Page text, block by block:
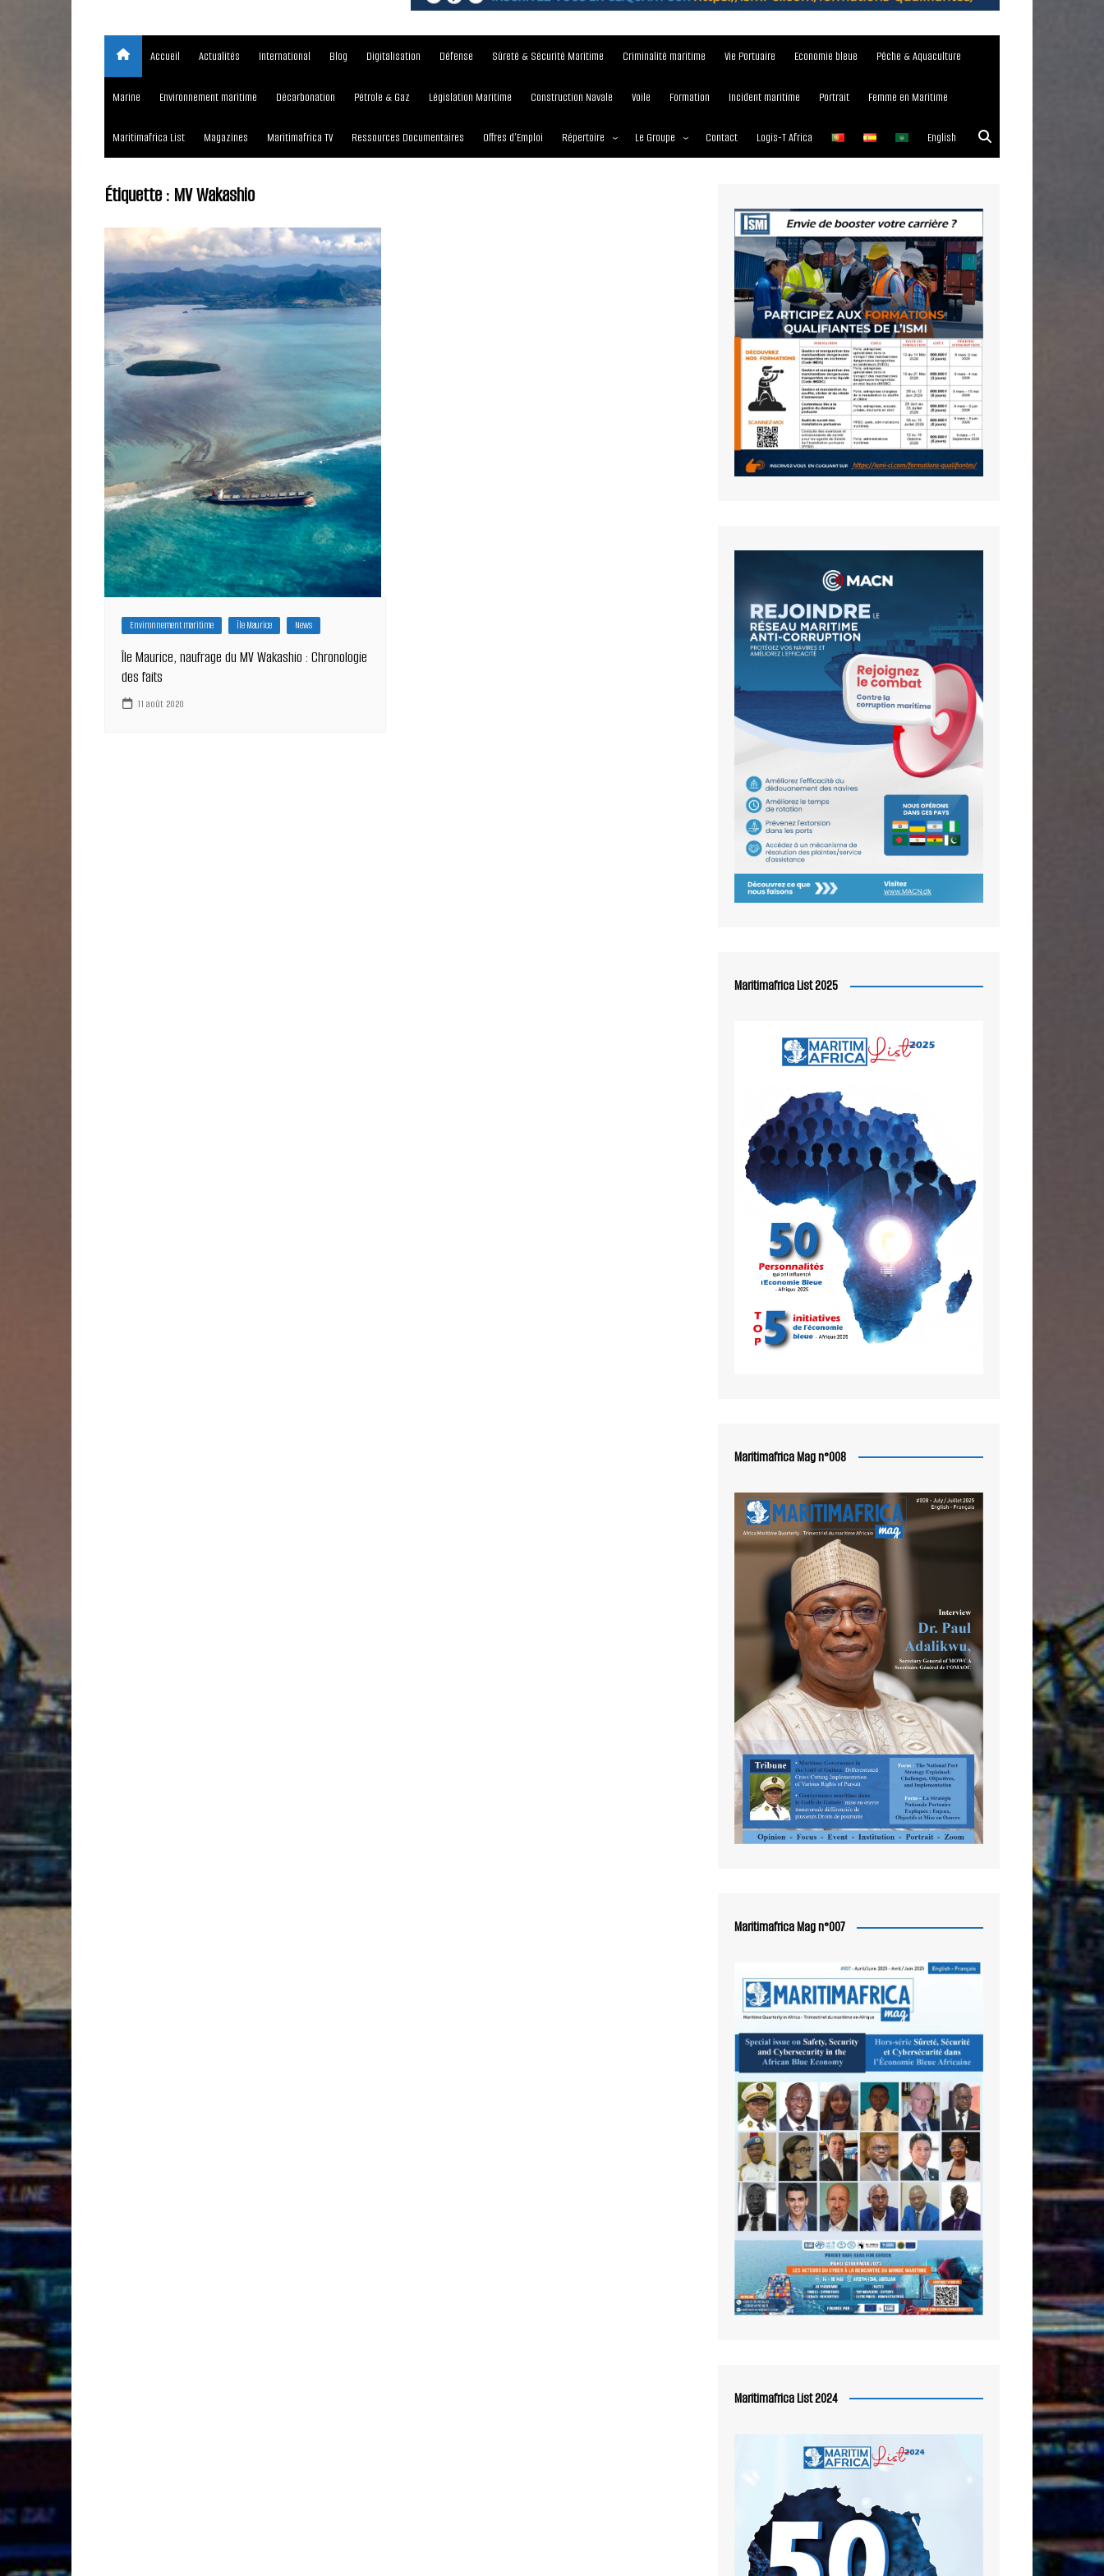
Accueil Actualités International Blog Digitalisation Défense Sûreté & Sécurité Maritime Criminalité maritime Vie Portuaire Economie bleue Pêche & Aquaculture
Marine Environnement maritime Décarbonation Pétrole & Gaz Législation Maritime Construction Navale Voile Formation Incident maritime Portrait Femme en Maritime
Maritimafrica List Magazines Maritimafrica TV Ressources Documentaires Offres d’Emploi Répertoire Le Groupe
Media Partner 2019 – 2023
Contact Logis-T Africa English
Étiquette : MV Wakashio
Environnement maritime Île Maurice News
Île Maurice, naufrage du MV Wakashio : Chronologie
des faits
11 août 2020
Maritimafrica List 2025
Maritimafrica Mag n°008
Maritimafrica Mag n°007
Maritimafrica List 2024